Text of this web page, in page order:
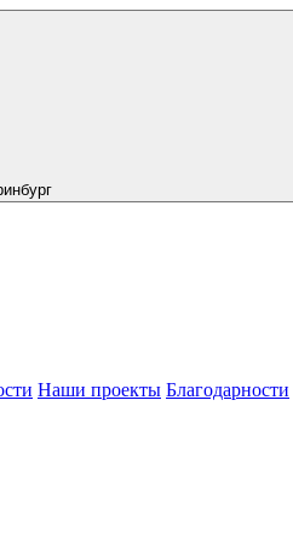
Наши проекты Благодарности